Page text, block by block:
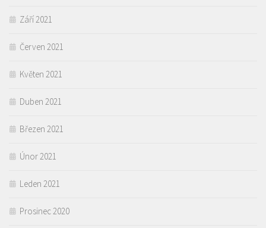
Září 2021
Červen 2021
Květen 2021
Duben 2021
Březen 2021
Únor 2021
Leden 2021
Prosinec 2020